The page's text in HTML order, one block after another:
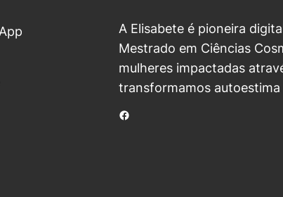
A Elisabete é pioneira
Mestrado em Ciências
mulheres impactadas
transformamos autoestima
Facebook